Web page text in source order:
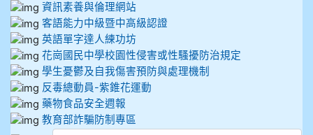
資訊素養與倫理網站
客語能力中級暨中高級認證
英語單字達人練功坊
花崗國民中學校園性侵害或性騷擾防治規定
學生憂鬱及自我傷害預防與處理機制
反毒總動員-紫錐花運動
藥物食品安全週報
教育部詐騙防制專區